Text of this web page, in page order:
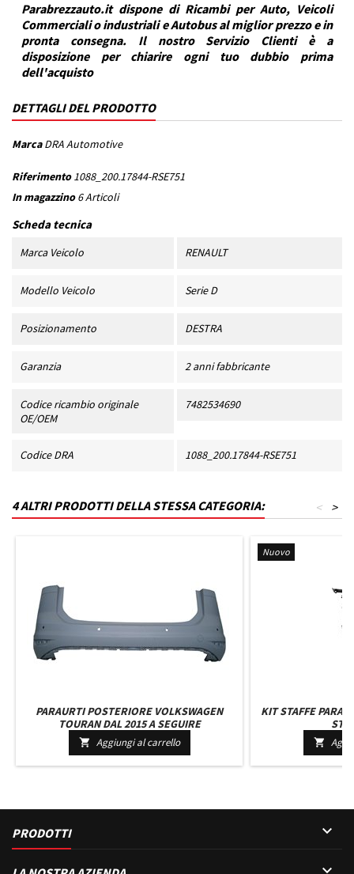
Parabrezzauto.it dispone di Ricambi per Auto, Veicoli
Commerciali o industriali e Autobus al miglior prezzo e in
pronta consegna. Il nostro Servizio Clienti è a
disposizione per chiarire ogni tuo dubbio prima
dell'acquisto
DETTAGLI DEL PRODOTTO
Marca DRA Automotive
Riferimento 1088_200.17844-RSE751
In magazzino 6 Articoli
Scheda tecnica
Marca Veicolo RENAULT
Modello Veicolo Serie D
Posizionamento DESTRA
Garanzia 2 anni fabbricante
Codice ricambio originale
OE/OEM
7482534690
Codice DRA 1088_200.17844-RSE751
4 ALTRI PRODOTTI DELLA STESSA CATEGORIA: >
<
PARAURTI POSTERIORE VOLKSWAGEN
TOURAN DAL 2015 A SEGUIRE
 Aggiungi al carrello
Nuovo
KIT STAFFE

PRODOTTI 